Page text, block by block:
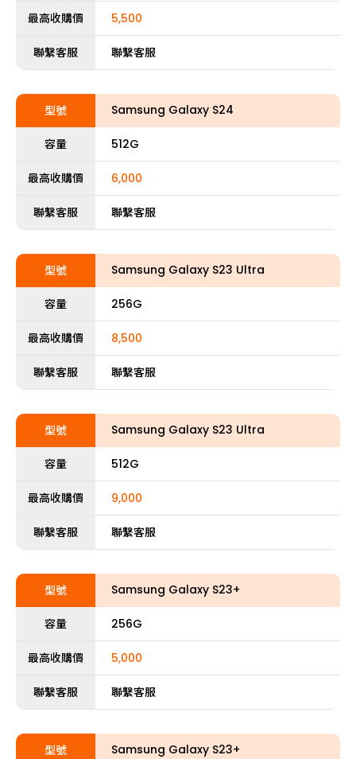
最高收購價 5,500
聯繫客服 聯繫客服
型號 Samsung Galaxy S24
容量 512G
最高收購價 6,000
聯繫客服 聯繫客服
型號 Samsung Galaxy S23 Ultra
容量 256G
最高收購價 8,500
聯繫客服 聯繫客服
型號 Samsung Galaxy S23 Ultra
容量 512G
最高收購價 9,000
聯繫客服 聯繫客服
型號 Samsung Galaxy S23+
容量 256G
最高收購價 5,000
聯繫客服 聯繫客服
型號 Samsung Galaxy S23+